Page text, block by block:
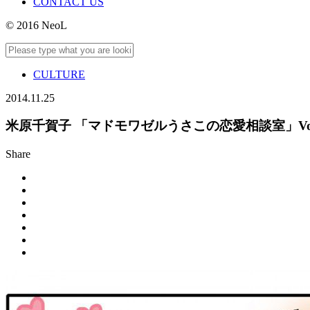
© 2016 NeoL
CULTURE
2014.11.25
米原千賀子 「マドモワゼルうさこの恋愛相談室」
Share